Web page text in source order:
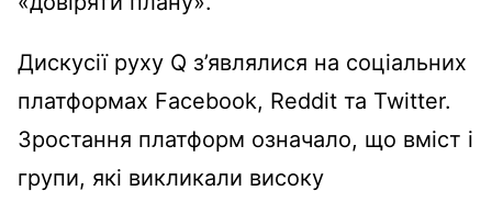
Дискусії руху Q з’являлися на соціальних
платформах Facebook, Reddit та Twitter.
Зростання платформ означало, що вміст і
групи, які викликали високу